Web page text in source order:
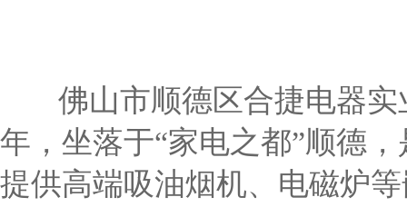
佛山市顺德区合捷电器实
年，坐落于“家电之都”顺德
提供高端吸油烟机、电磁炉